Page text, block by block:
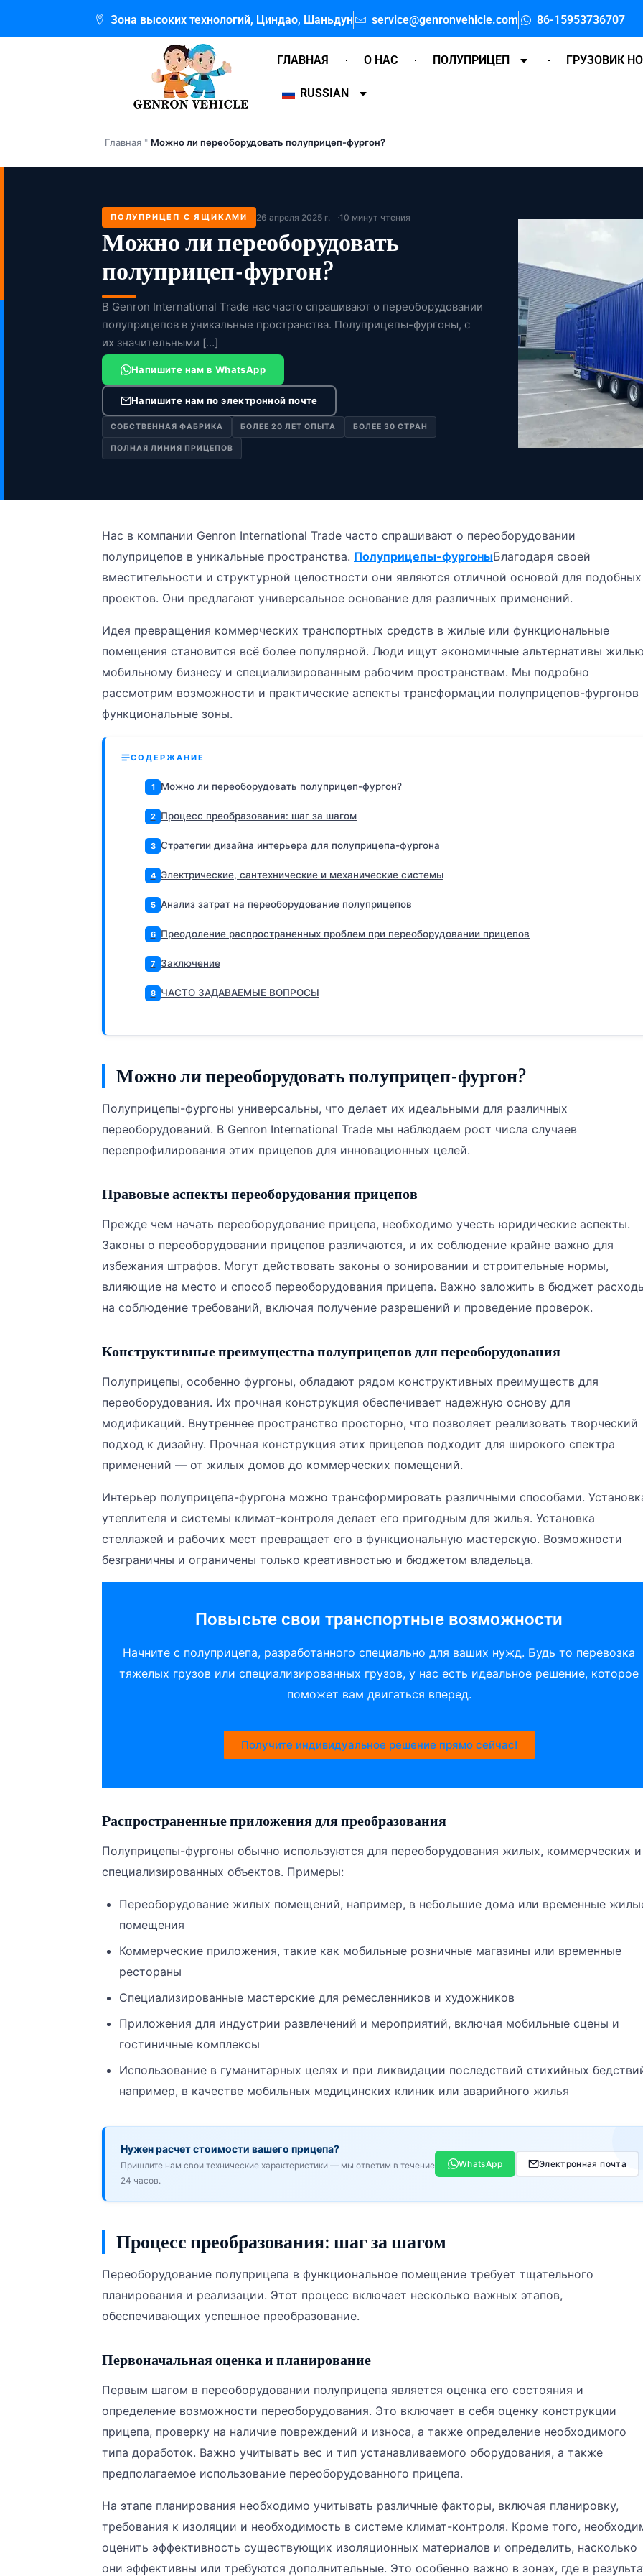
Зона высоких технологий, Циндао, Шаньдун service@genronvehicle.com 86-15953736707
ГЛАВНАЯ О НАС ПОЛУПРИЦЕП ГРУЗОВИК
RUSSIAN
Главная " Можно ли переоборудовать полуприцеп-фургон?
ПОЛУПРИЦЕП С ЯЩИКАМИ 26 апреля 2025 г. 10 минут чтения
Можно ли переоборудовать
полуприцеп-фургон?
В Genron International Trade нас часто спрашивают о переоборудовании
полуприцепов в уникальные пространства. Полуприцепы-фургоны, с
их значительными […]
Напишите нам в WhatsApp
Напишите нам по электронной почте
СОБСТВЕННАЯ ФАБРИКА БОЛЕЕ 20 ЛЕТ ОПЫТА БОЛЕЕ 30 СТРАН
ПОЛНАЯ ЛИНИЯ ПРИЦЕПОВ
Нас в компании Genron International Trade часто спрашивают о переоборудовании
полуприцепов в уникальные пространства. Полуприцепы-фургоныБлагодаря своей
вместительности и структурной целостности они являются отличной основой для подобных
проектов. Они предлагают универсальное основание для различных применений.
Идея превращения коммерческих транспортных средств в жилые или функциональные
помещения становится всё более популярной. Люди ищут экономичные альтернативы
мобильному бизнесу и специализированным рабочим пространствам. Мы подробно
рассмотрим возможности и практические аспекты трансформации полуприцепов-фургонов
функциональные зоны.
СОДЕРЖАНИЕ
1 Можно ли переоборудовать полуприцеп-фургон?
2 Процесс преобразования: шаг за шагом
3 Стратегии дизайна интерьера для полуприцепа-фургона
4 Электрические, сантехнические и механические системы
5 Анализ затрат на переоборудование полуприцепов
6 Преодоление распространенных проблем при переоборудовании прицепов
7 Заключение
8 ЧАСТО ЗАДАВАЕМЫЕ ВОПРОСЫ
Можно ли переоборудовать полуприцеп-фургон?
Полуприцепы-фургоны универсальны, что делает их идеальными для различных
переоборудований. В Genron International Trade мы наблюдаем рост числа случаев
перепрофилирования этих прицепов для инновационных целей.
Правовые аспекты переоборудования прицепов
Прежде чем начать переоборудование прицепа, необходимо учесть юридические аспекты.
Законы о переоборудовании прицепов различаются, и их соблюдение крайне важно для
избежания штрафов. Могут действовать законы о зонировании и строительные нормы,
влияющие на место и способ переоборудования прицепа. Важно заложить в бюджет
на соблюдение требований, включая получение разрешений и проведение проверок.
Конструктивные преимущества полуприцепов для переоборудования
Полуприцепы, особенно фургоны, обладают рядом конструктивных преимуществ для
переоборудования. Их прочная конструкция обеспечивает надежную основу для
модификаций. Внутреннее пространство просторно, что позволяет реализовать творческий
подход к дизайну. Прочная конструкция этих прицепов подходит для широкого спектра
применений — от жилых домов до коммерческих помещений.
Интерьер полуприцепа-фургона можно трансформировать различными способами.
утеплителя и системы климат-контроля делает его пригодным для жилья. Установка
стеллажей и рабочих мест превращает его в функциональную мастерскую. Возможности
безграничны и ограничены только креативностью и бюджетом владельца.
Повысьте свои транспортные возможности
Начните с полуприцепа, разработанного специально для ваших нужд. Будь то перевозка
тяжелых грузов или специализированных грузов, у нас есть идеальное решение, которое
поможет вам двигаться вперед.
Получите индивидуальное решение прямо сейчас!
Распространенные приложения для преобразования
Полуприцепы-фургоны обычно используются для переоборудования жилых, коммерческих и
специализированных объектов. Примеры:
Переоборудование жилых помещений, например, в небольшие дома или временные
помещения
Коммерческие приложения, такие как мобильные розничные магазины или временные
рестораны
Специализированные мастерские для ремесленников и художников
Приложения для индустрии развлечений и мероприятий, включая мобильные сцены и
гостиничные комплексы
Использование в гуманитарных целях и при ликвидации последствий стихийных
например, в качестве мобильных медицинских клиник или аварийного жилья
Нужен расчет стоимости вашего прицепа?
Пришлите нам свои технические характеристики — мы ответим в течение
24 часов.
WhatsApp Электронная почта
Процесс преобразования: шаг за шагом
Переоборудование полуприцепа в функциональное помещение требует тщательного
планирования и реализации. Этот процесс включает несколько важных этапов,
обеспечивающих успешное преобразование.
Первоначальная оценка и планирование
Первым шагом в переоборудовании полуприцепа является оценка его состояния и
определение возможности переоборудования. Это включает в себя оценку конструкции
прицепа, проверку на наличие повреждений и износа, а также определение необходимого
типа доработок. Важно учитывать вес и тип устанавливаемого оборудования, а также
предполагаемое использование переоборудованного прицепа.
На этапе планирования необходимо учитывать различные факторы, включая планировку,
требования к изоляции и необходимость в системе климат-контроля. Кроме того,
оценить эффективность существующих изоляционных материалов и определить, насколько
они эффективны или требуются дополнительные. Это особенно важно в зонах, где в